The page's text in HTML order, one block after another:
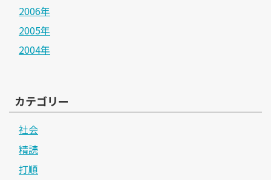
2006年
2005年
2004年
カテゴリー
社会
精読
打順